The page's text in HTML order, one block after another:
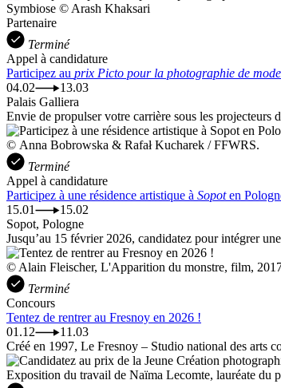
Symbiose © Arash Khaksari
Partenaire
Terminé
Appel à candidature
Participez au prix Picto pour la photographie de mode
04.02
13.03
Palais Galliera
Envie de propulser votre carrière sous les
© Anna Bobrowska & Rafał Kucharek / FFWRS.
Terminé
Appel à candidature
Participez à une résidence artistique à Sopoten
15.01
15.02
Sopot, Pologne
Jusqu’au 15 février 2026, candidatez pour intégrer
© Alain Fleischer, L'Apparition du monstre, film,
Terminé
Concours
Tentez de rentrer au Fresnoy en 2026 !
01.12
11.03
Créé en 1997, Le Fresnoy – Studio national des arts
Exposition du travail de Naïma Lecomte, lauréate du